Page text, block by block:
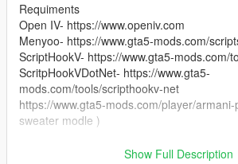
Requiments
Open IV- https://www.openiv.com
Menyoo- https://www.gta5-mods.com/
ScriptHookV- https://www.gta5-mods.com/
ScritpHookVDotNet- https://www.gta5-
mods.com/tools/scripthookv-net
https://www.gta5-mods.com/player/
sweater modle )
Show Full Description